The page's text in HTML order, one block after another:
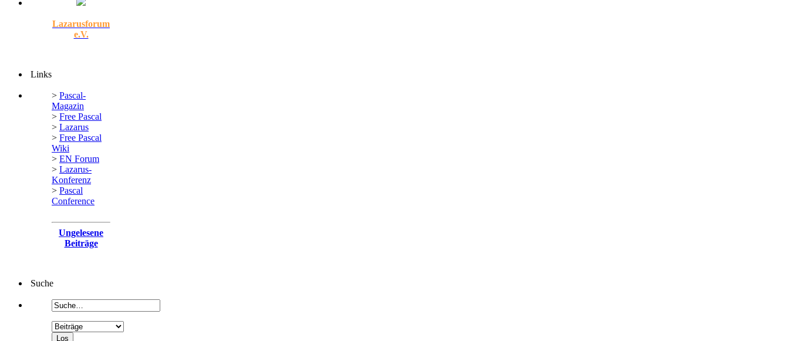
Lazarusforum
e.V.
Links
> Pascal-
Magazin
> Free Pascal
> Lazarus
> Free Pascal
Wiki
> EN Forum
> Lazarus-
Konferenz
> Pascal
Conference
Ungelesene
Beiträge
Suche